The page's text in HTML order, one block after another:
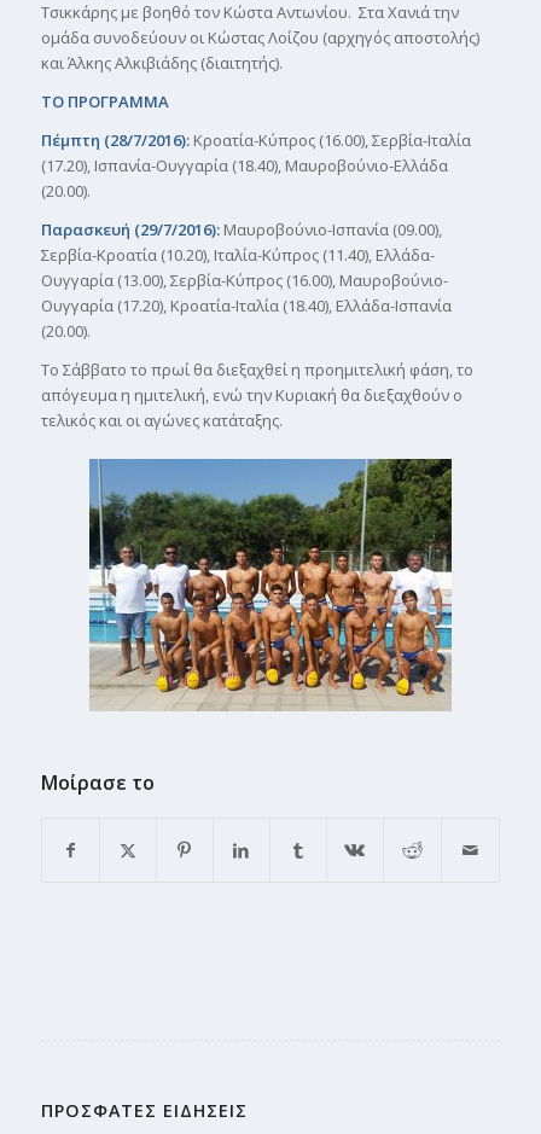
Τσικκάρης με βοηθό τον Κώστα Αντωνίου. Στα Χανιά την
ομάδα συνοδεύουν οι Κώστας Λοίζου (αρχηγός αποστολής)
και Άλκης Αλκιβιάδης (διαιτητής).
ΤΟ ΠΡΟΓΡΑΜΜΑ
Πέμπτη (28/7/2016):Κροατία-Κύπρος (16.00), Σερβία-Ιταλία
(17.20), Ισπανία-Ουγγαρία (18.40), Μαυροβούνιο-Ελλάδα
(20.00).
Παρασκευή (29/7/2016):Μαυροβούνιο-Ισπανία (09.00),
Σερβία-Κροατία (10.20), Ιταλία-Κύπρος (11.40), Ελλάδα-
Ουγγαρία (13.00), Σερβία-Κύπρος (16.00), Μαυροβούνιο-
Ουγγαρία (17.20), Κροατία-Ιταλία (18.40), Ελλάδα-Ισπανία
(20.00).
Το Σάββατο το πρωί θα διεξαχθεί η προημιτελική φάση, το
απόγευμα η ημιτελική, ενώ την Κυριακή θα διεξαχθούν ο
τελικός και οι αγώνες κατάταξης.
Μοίρασε το
ΠΡΟΣΦΑΤΕΣ ΕΙΔΗΣΕΙΣ